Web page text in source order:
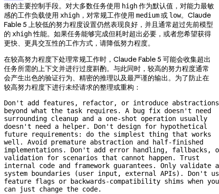
衡的主要控制手段。对大多数任务使用 high作为默认值，对能力最敏
感的工作负载使用 xhigh ，对常规工作使用 medium或 low。Claude
Fable 5 上较低的努力程度设置仍然表现良好，并且通常超过先前模型
的 xhigh性能。如果任务能够完成但耗时超出必要，或者您希望获得
更快、更具交互性的工作方式，请降低努力程度。
在较高努力程度下处理常规工作时，Claude Fable 5 可能会收集超出
任务所需的上下文并进行过度斟酌。与此同时，较高的努力程度通常
会产生出色的验证行为、精密的推理以及最严谨的输出。为了防止在
较高努力程度下进行未经请求的整理或重构：
Don't add features, refactor, or introduce abstractions
beyond what the task requires. A bug fix doesn't need
surrounding cleanup and a one-shot operation usually
doesn't need a helper. Don't design for hypothetical
future requirements: do the simplest thing that works
well. Avoid premature abstraction and
half-finished
implementations. Don't add error handling, fallbacks,
validation for scenarios that cannot happen. Trust
internal code and framework guarantees. Only validate
system boundaries (user input, external APIs). Don't
feature flags or
backwards-compatibility shims when you
can just change the code.